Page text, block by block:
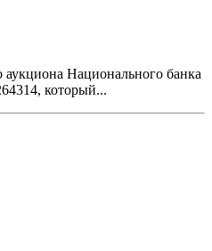
Национального банка
который...